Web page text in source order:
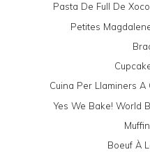
Pasta De Full De
Petites
Cuina Per Llaminers A
Yes We Bake! World
Boeuf À